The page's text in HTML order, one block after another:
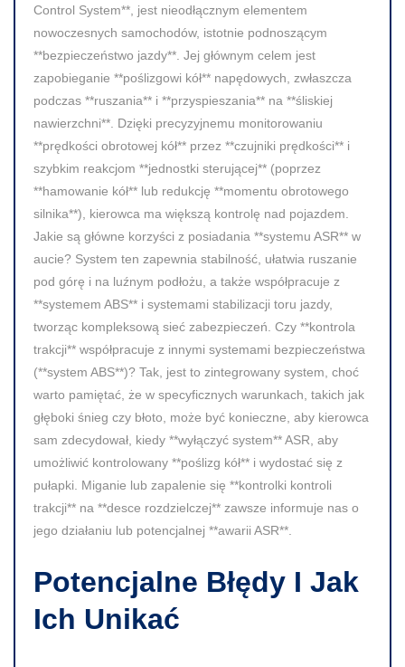
Control System**, jest nieodłącznym elementem
nowoczesnych samochodów, istotnie podnoszącym
**bezpieczeństwo jazdy**. Jej głównym celem jest
zapobieganie **poślizgowi kół** napędowych, zwłaszcza
podczas **ruszania** i **przyspieszania** na **śliskiej
nawierzchni**. Dzięki precyzyjnemu monitorowaniu
**prędkości obrotowej kół** przez **czujniki prędkości** i
szybkim reakcjom **jednostki sterującej** (poprzez
**hamowanie kół** lub redukcję **momentu obrotowego
silnika**), kierowca ma większą kontrolę nad pojazdem.
Jakie są główne korzyści z posiadania **systemu ASR** w
aucie? System ten zapewnia stabilność, ułatwia ruszanie
pod górę i na luźnym podłożu, a także współpracuje z
**systemem ABS** i systemami stabilizacji toru jazdy,
tworząc kompleksową sieć zabezpieczeń. Czy **kontrola
trakcji** współpracuje z innymi systemami bezpieczeństwa
(**system ABS**)? Tak, jest to zintegrowany system, choć
warto pamiętać, że w specyficznych warunkach, takich jak
głęboki śnieg czy błoto, może być konieczne, aby kierowca
sam zdecydował, kiedy **wyłączyć system** ASR, aby
umożliwić kontrolowany **poślizg kół** i wydostać się z
pułapki. Miganie lub zapalenie się **kontrolki kontroli
trakcji** na **desce rozdzielczej** zawsze informuje nas o
jego działaniu lub potencjalnej **awarii ASR**.
Potencjalne Błędy I Jak
Ich Unikać